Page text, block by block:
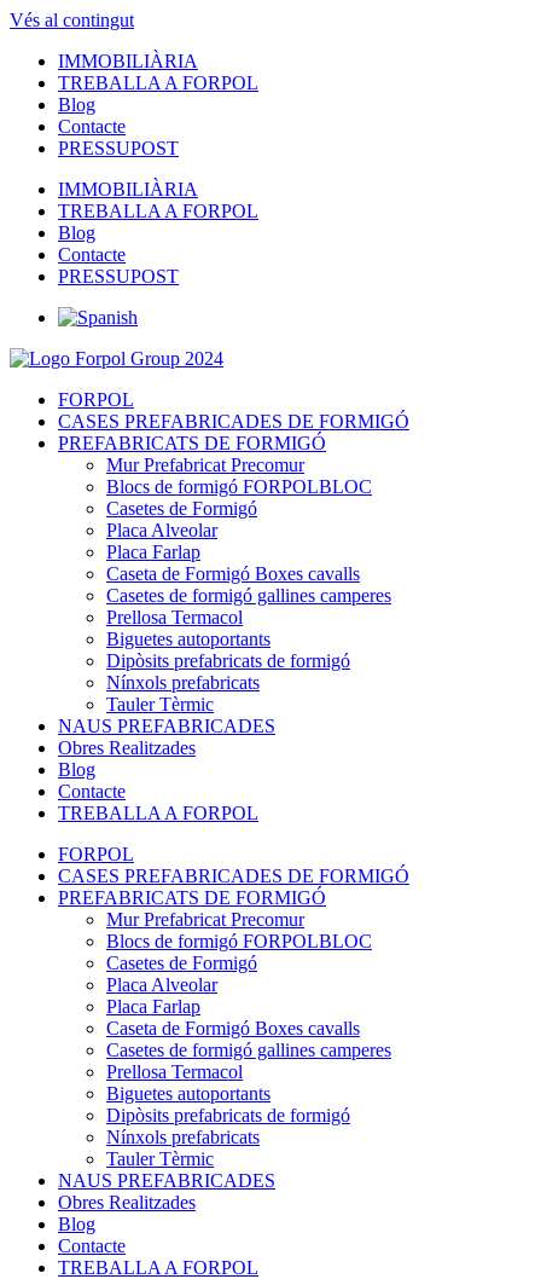
Vés al contingut
IMMOBILIÀRIA
TREBALLA A FORPOL
Blog
Contacte
PRESSUPOST
IMMOBILIÀRIA
TREBALLA A FORPOL
Blog
Contacte
PRESSUPOST
FORPOL
CASES PREFABRICADES DE FORMIGÓ
PREFABRICATS DE FORMIGÓ
Mur Prefabricat Precomur
Blocs de formigó FORPOLBLOC
Casetes de Formigó
Placa Alveolar
Placa Farlap
Caseta de Formigó Boxes cavalls
Casetes de formigó gallines camperes
Prellosa Termacol
Biguetes autoportants
Dipòsits prefabricats de formigó
Nínxols prefabricats
Tauler Tèrmic
NAUS PREFABRICADES
Obres Realitzades
Blog
Contacte
TREBALLA A FORPOL
FORPOL
CASES PREFABRICADES DE FORMIGÓ
PREFABRICATS DE FORMIGÓ
Mur Prefabricat Precomur
Blocs de formigó FORPOLBLOC
Casetes de Formigó
Placa Alveolar
Placa Farlap
Caseta de Formigó Boxes cavalls
Casetes de formigó gallines camperes
Prellosa Termacol
Biguetes autoportants
Dipòsits prefabricats de formigó
Nínxols prefabricats
Tauler Tèrmic
NAUS PREFABRICADES
Obres Realitzades
Blog
Contacte
TREBALLA A FORPOL